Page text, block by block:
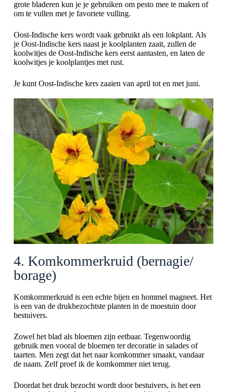
grote bladeren kun je je gebruiken om pesto mee te maken of
om te vullen met je favoriete vulling.
Oost-Indische kers wordt vaak gebruikt als een lokplant. Als
je Oost-Indische kers naast je koolplanten zaait, zullen de
koolwitjes de Oost-Indische kers eerst aantasten, en laten de
koolwitjes je koolplantjes met rust.
Je kunt Oost-Indische kers zaaien van april tot en met juni.
4. Komkommerkruid (bernagie/
borage)
Komkommerkruid is een echte bijen en hommel magneet. Het
is een van de drukbezochtste planten in de moestuin door
bestuivers.
Zowel het blad als bloemen zijn eetbaar. Tegenwoordig
gebruik men vooral de bloemen ter decoratie in salades of
taarten. Men zegt dat het naar komkommer smaakt, vandaar
de naam. Zelf proef ik de komkommer niet terug.
Doordat het druk bezocht wordt door bestuivers, is het een